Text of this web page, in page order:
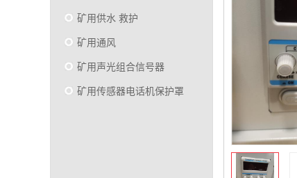
矿用供水 救护
矿用通风
矿用声光组合信号器
矿用传感器电话机保护罩